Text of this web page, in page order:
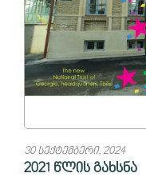
30 სექტემბერი, 2024
2021 წლის გახსნა